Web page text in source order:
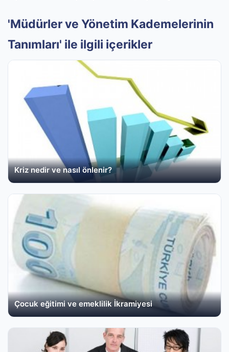
'Müdürler ve Yönetim Kademelerinin
Tanımları' ile ilgili içerikler
Kriz nedir ve nasıl önlenir?
Çocuk eğitimi ve emeklilik İkramiyesi